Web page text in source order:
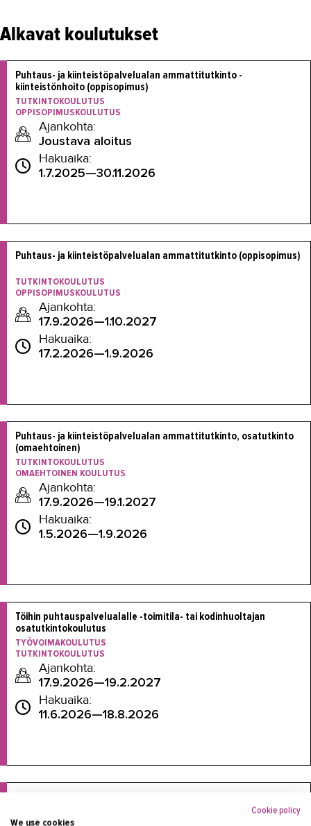
Alkavat koulutukset
Puhtaus- ja kiinteistöpalvelualan ammattitutkinto -
kiinteistönhoito (oppisopimus)
TUTKINTOKOULUTUS
OPPISOPIMUSKOULUTUS
Ajankohta:
Joustava aloitus
Hakuaika:
1.7.2025—30.11.2026
Puhtaus- ja kiinteistöpalvelualan ammattitutkinto (oppisopimus)
TUTKINTOKOULUTUS
OPPISOPIMUSKOULUTUS
Ajankohta:
17.9.2026—1.10.2027
Hakuaika:
17.2.2026—1.9.2026
Puhtaus- ja kiinteistöpalvelualan ammattitutkinto, osatutkinto
(omaehtoinen)
TUTKINTOKOULUTUS
OMAEHTOINEN KOULUTUS
Ajankohta:
17.9.2026—19.1.2027
Hakuaika:
1.5.2026—1.9.2026
Töihin puhtauspalvelualalle -toimitila- tai kodinhuoltajan
TYÖVOIMAKOULUTUS
TUTKINTOKOULUTUS
Ajankohta:
17.9.2026—19.2.2027
Hakuaika:
11.6.2026—18.8.2026
TUTKINTOKOULUTUS
Cookie policy
We use cookies